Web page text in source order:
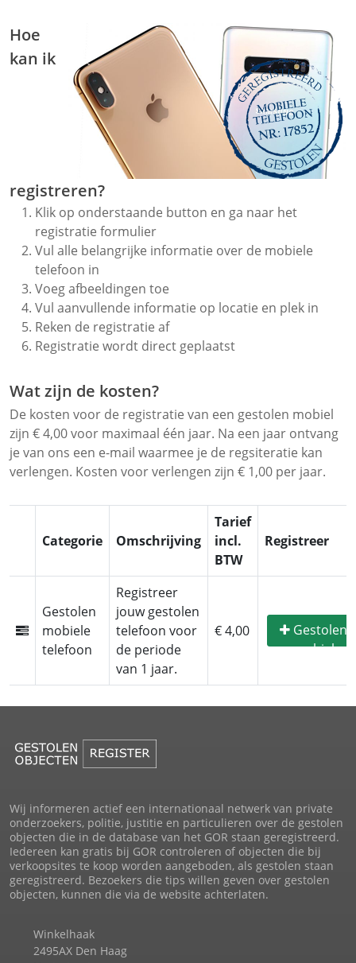
Hoe
kan ik
registreren?
Klik op onderstaande button en ga naar het
registratie formulier
Vul alle belangrijke informatie over de mobiele
telefoon in
Voeg afbeeldingen toe
Vul aanvullende informatie op locatie en plek in
Reken de registratie af
Registratie wordt direct geplaatst
Wat zijn de kosten?
De kosten voor de registratie van een gestolen mobiel
zijn € 4,00 voor maximaal één jaar. Na een jaar ontvang
je van ons een e-mail waarmee je de regsiteratie kan
verlengen. Kosten voor verlengen zijn € 1,00 per jaar.
Categorie Omschrijving
Tarief
incl.
BTW
Registreer
Gestolen
mobiele
telefoon
Registreer
jouw gestolen
telefoon voor
de periode
van 1 jaar.
€ 4,00
Gestolen
mobiel
Wij informeren actief een internationaal netwerk van private
onderzoekers, politie, justitie en particulieren over de gestolen
objecten die in de database van het GOR staan geregistreerd.
Iedereen kan gratis bij GOR controleren of objecten die bij
verkoopsites te koop worden aangeboden, als gestolen staan
geregistreerd. Bezoekers die tips willen geven over gestolen
objecten, kunnen die via de website achterlaten.
Winkelhaak
2495AX Den Haag